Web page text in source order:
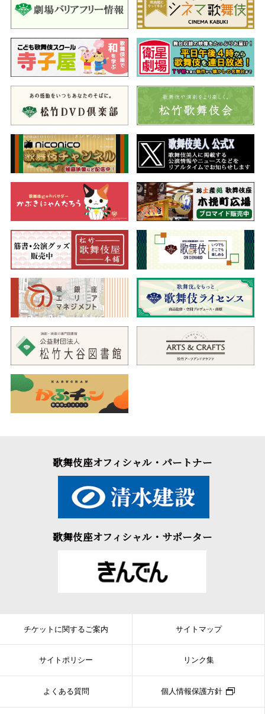
歌舞伎座オフィシャル・パートナー
歌舞伎座オフィシャル・サポーター
チケットに関するご案内 サイトマップ
サイトポリシー リンク集
よくある質問 個人情報保護方針